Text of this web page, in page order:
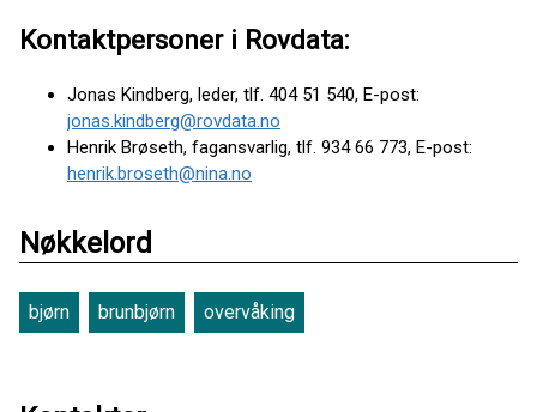
Kontaktpersoner i Rovdata:
Jonas Kindberg, leder, tlf. 404 51 540, E-post:
jonas.kindberg@rovdata.no
Henrik Brøseth, fagansvarlig, tlf. 934 66 773, E-post:
henrik.broseth@nina.no
Nøkkelord
bjørn brunbjørn overvåking